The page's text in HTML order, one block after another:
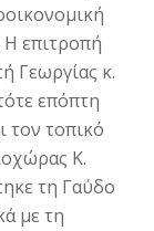
επιτροπή
Γεωργίας κ.
επόπτη
τον τοπικό
Κ.
τη Γαύδο
με τη